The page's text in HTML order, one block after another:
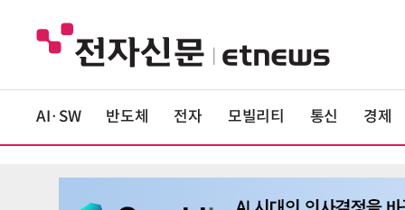
AI·SW 반도체 전자 모빌리티 통신 경제